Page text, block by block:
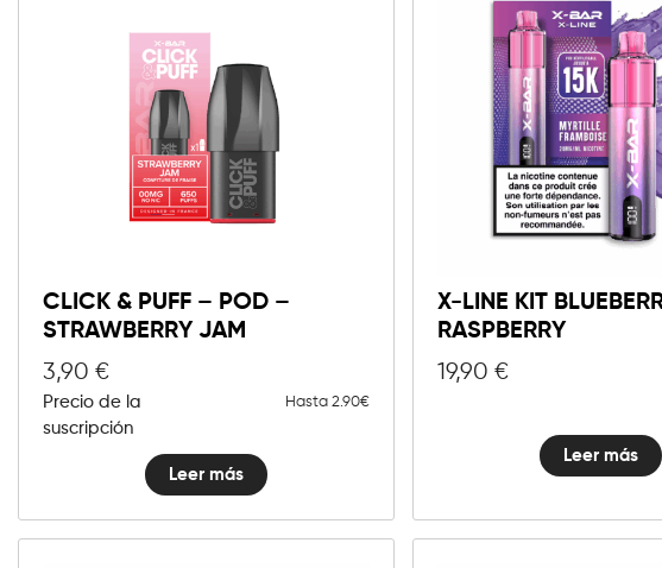
CLICK & PUFF – POD –
STRAWBERRY JAM
3,90 €
Precio de la
suscripción
Hasta 2.90€
Leer más
X-LINE KIT
RASPBERRY
19,90€
Leer más